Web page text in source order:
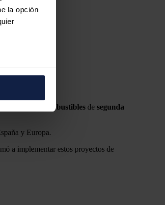
la opción
sociales
o
biocombustibles de segunda
y Europa.
a implementar estos proyectos de